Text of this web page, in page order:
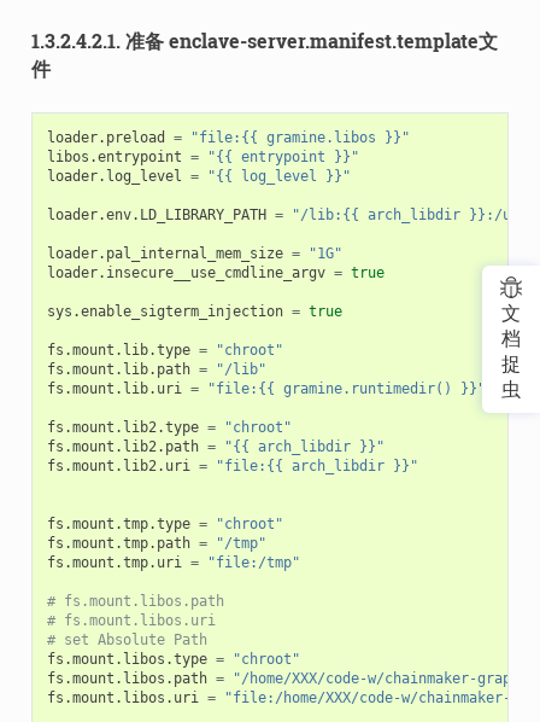
1.3.2.4.2.1.准备 enclave-server.manifest.template文
件
loader.preload =
"file:{{ gramine.libos }}"
libos.entrypoint =
"{{ entrypoint }}"
loader.log_level = "{{ log_level }}"
loader.env.LD_LIBRARY_PATH = "/lib:{{ arch_libdir }}:/
loader.pal_internal_mem_size =
"1G"
loader.insecure__use_cmdline_argv = true
sys.enable_sigterm_injection = true
fs.mount.lib.type =
"chroot"
fs.mount.lib.path =
"/lib"
fs.mount.lib.uri = "file:{{ gramine.runtimedir() }}"
fs.mount.lib2.type =
"chroot"
fs.mount.lib2.path =
"{{ arch_libdir }}"
fs.mount.lib2.uri = "file:{{ arch_libdir }}"
fs.mount.tmp.type =
"chroot"
fs.mount.tmp.path =
"/tmp"
fs.mount.tmp.uri = "file:/tmp"
# fs.mount.libos.path
# fs.mount.libos.uri
# set Absolute Path
fs.mount.libos.type =
"chroot"
fs.mount.libos.path =
"/home/XXX/code-w/chainmaker-
fs.mount.libos.uri = "file:/home/XXX/code-w/chainmaker-
文
档
捉
虫